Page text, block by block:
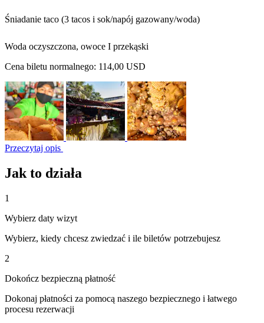
Śniadanie taco (3 tacos i sok/napój gazowany/woda)
Woda oczyszczona, owoce I przekąski
Cena biletu normalnego: 114,00 USD
Przeczytaj opis
Jak to działa
1
Wybierz daty wizyt
Wybierz, kiedy chcesz zwiedzać i ile biletów potrzebujesz
2
Dokończ bezpieczną płatność
Dokonaj płatności za pomocą naszego bezpiecznego i łatwego
procesu rezerwacji